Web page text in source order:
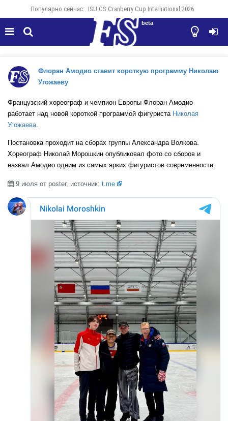
Популярно сейчас: ISU CS Cranberry Cup International 2026
  

beta
Флоран Амодио ставит короткую программу Николаю
Угожаеву
Французский хореограф и чемпион Европы Флоран Амодио
работает над новой короткой программой фигуриста Николая
Угожаева.
Постановка проходит на сборах группы Александра Волкова.
Хореограф Николай Морошкин опубликовал фото со сборов и
назвал Амодио одним из самых ярких фигуристов современности.
 9 июля от poster, источник: t.me